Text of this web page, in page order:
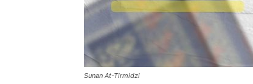
Sunan At-Tirmidzi